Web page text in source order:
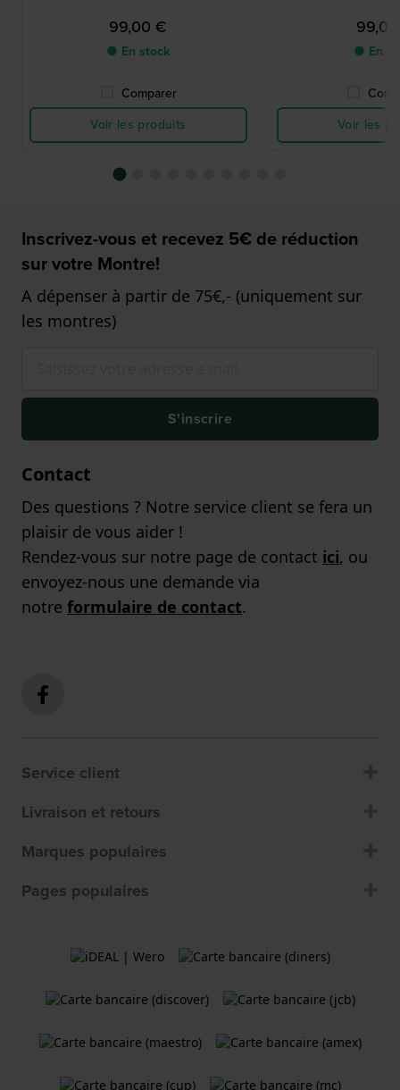
99,00 €
● En stock
Comparer
Voir les produits
● En
Voir les
Inscrivez-vous et recevez 5€ de réduction
sur votre Montre!
A dépenser à partir de 75€,- (uniquement sur
les montres)
S'inscrire
Contact
Des questions ? Notre service client se fera un
plaisir de vous aider !
Rendez-vous sur notre page de contact ici, ou
envoyez-nous une demande via
notre formulaire de contact.
Service client
Livraison et retours
Marques populaires
Pages populaires